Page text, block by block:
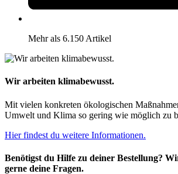
Mehr als 6.150 Artikel
Wir arbeiten klimabewusst.
Mit vielen konkreten ökologischen
Umwelt und Klima so gering wie möglich zu
Hier findest du weitere Informationen.
Benötigst du Hilfe zu deiner Bestellung?
gerne deine Fragen.